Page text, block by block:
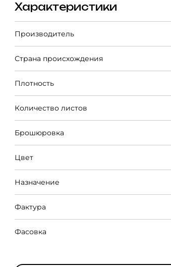
Характеристики
Производитель
Страна происхождения
Плотность
Количество листов
Брошюровка
Цвет
Назначение
Фактура
Фасовка